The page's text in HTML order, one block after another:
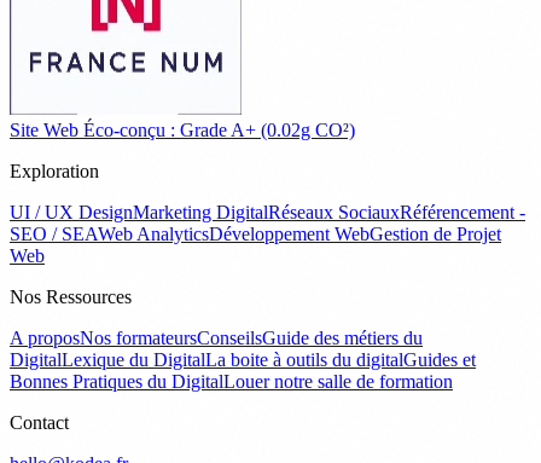
Site Web Éco-conçu : Grade A+ (0.02g CO²)
Exploration
UI / UX DesignMarketing DigitalRéseaux SociauxRéférencement -
SEO / SEAWeb AnalyticsDéveloppement WebGestion de Projet
Web
Nos Ressources
A proposNos formateursConseilsGuide des métiers du
DigitalLexique du DigitalLa boite à outils du digitalGuides et
Bonnes Pratiques du DigitalLouer notre salle de formation
Contact